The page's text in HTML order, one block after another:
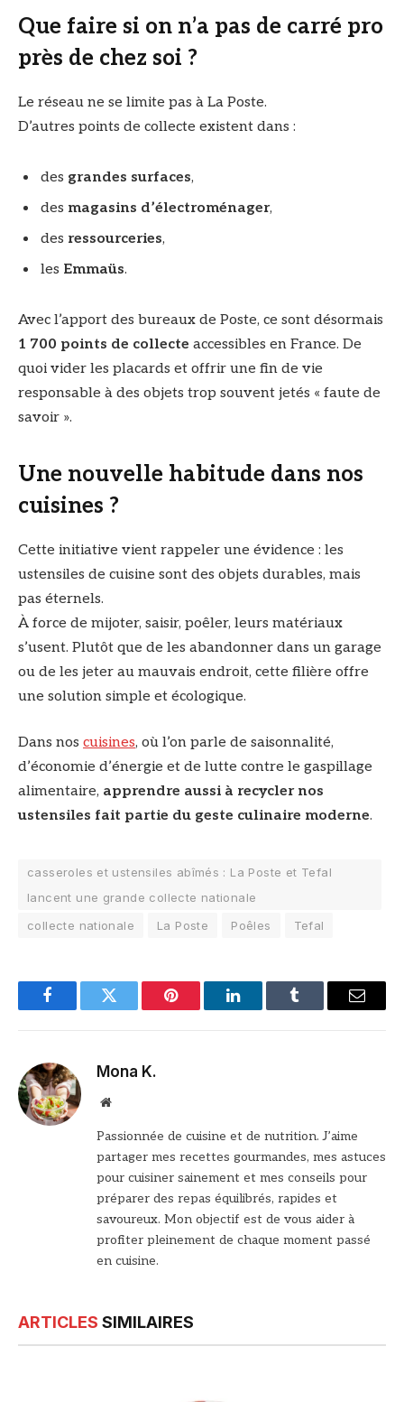
Que faire si on n’a pas de carré pro
près de chez soi ?
Le réseau ne se limite pas à La Poste.
D’autres points de collecte existent dans :
des grandes surfaces,
des magasins d’électroménager,
des ressourceries,
les Emmaüs.
Avec l’apport des bureaux de Poste, ce sont désormais
1 700 points de collecte accessibles en France. De
quoi vider les placards et offrir une fin de vie
responsable à des objets trop souvent jetés « faute de
savoir ».
Une nouvelle habitude dans nos
cuisines ?
Cette initiative vient rappeler une évidence : les
ustensiles de cuisine sont des objets durables, mais
pas éternels.
À force de mijoter, saisir, poêler, leurs matériaux
s’usent. Plutôt que de les abandonner dans un garage
ou de les jeter au mauvais endroit, cette filière offre
une solution simple et écologique.
Dans nos cuisines, où l’on parle de saisonnalité,
d’économie d’énergie et de lutte contre le gaspillage
alimentaire, apprendre aussi à recycler nos
ustensiles fait partie du geste culinaire moderne.
casseroles et ustensiles abîmés : La Poste et Tefal
lancent une grande collecte nationale
collecte nationale
La Poste Poêles Tefal
FacebookTwitter Pinterest LinkedInTumblr Email
Mona K.
Site
Passionnée de cuisine et de nutrition. J’aime
partager mes recettes gourmandes, mes astuces
pour cuisiner sainement et mes conseils pour
préparer des repas équilibrés, rapides et
savoureux. Mon objectif est de vous aider à
profiter pleinement de chaque moment passé
en cuisine.
ARTICLES SIMILAIRES